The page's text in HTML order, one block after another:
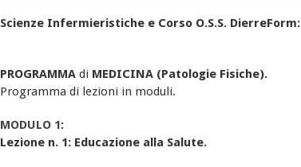
Scienze Infermieristiche e Corso O.S.S. DierreForm:
PROGRAMMA diMEDICINA (Patologie Fisiche).
Programma di lezioni in moduli.
MODULO 1:
Lezione n. 1: Educazione alla Salute.